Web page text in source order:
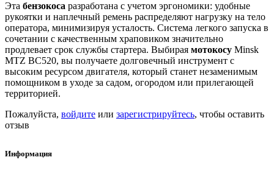
Эта бензокоса разработана с учетом эргономики: удобные
рукоятки и наплечный ремень распределяют нагрузку на тело
оператора, минимизируя усталость. Система легкого запуска в
сочетании с качественным храповиком значительно
продлевает срок службы стартера. Выбирая мотокосу Minsk
MTZ BC520, вы получаете долговечный инструмент с
высоким ресурсом двигателя, который станет незаменимым
помощником в уходе за садом, огородом или прилегающей
территорией.
Пожалуйста, войдите или зарегистрируйтесь, чтобы оставить
отзыв
Информация